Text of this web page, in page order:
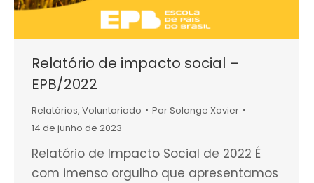
Relatório de impacto social –
EPB/2022
Relatórios, Voluntariado PorSolange Xavier
14 de junho de 2023
Relatório de Impacto Social de 2022 É
com imenso orgulho que apresentamos